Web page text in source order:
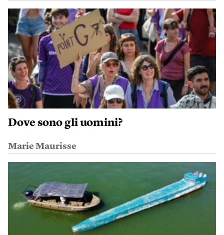
Dove sono gli uomini?
Marie Maurisse